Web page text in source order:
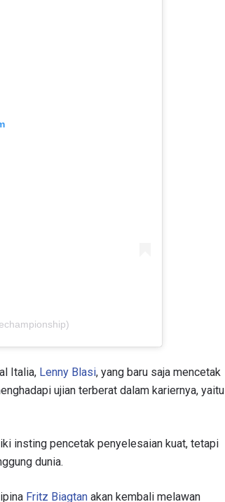
Italia, Lenny Blasi, yang baru saja mencetak
ujian terberat dalam kariernya, yaitu
insting pencetak penyelesaian kuat, tetapi
dunia.
Fritz Biagtan akan kembali melawan